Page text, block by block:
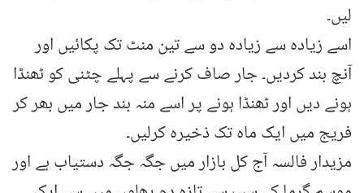
لیں۔
اسے زیادہ سے زیادہ دو سے تین منٹ تک پکائیں اور
آنچ بند کردیں۔ جار صاف کرنے سے پہلے چٹنی کو ٹھنڈا
ہونے دیں اور ٹھنڈا ہونے پر اسے منہ بند جار میں بھر کر
فریج میں ایک ماہ تک ذخیرہ کرلیں۔
مزیدار فالسہ آج کل بازار میں جگہ جگہ دستیاب ہے اور